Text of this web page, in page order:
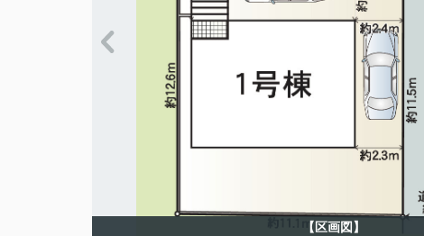
【区画図】